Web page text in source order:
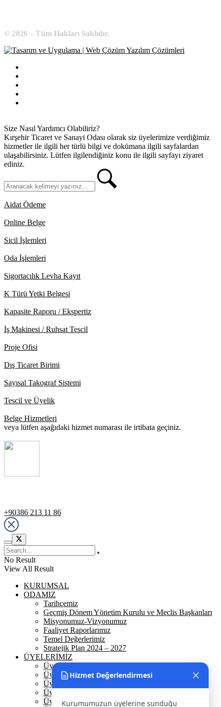
© 2026 – Tüm Hakları Saklıdır.
Size Nasıl Yardımcı Olabiliriz?
Kırşehir Ticaret ve Sanayi Odası olarak siz üyelerimize verdiğimiz
hizmetler ile ilgili her türlü bilgi ve dokümana ilgili sayfalardan
ulaşabilirsiniz. Lütfen ilgilendiğiniz konu ile ilgili sayfayı ziyaret
ediniz.
Aidat Ödeme
Online Belge
Sicil İşlemleri
Oda İşlemleri
Sigortacılık Levha Kayıt
K Türü Yetki Belgesi
Kapasite Raporu / Ekspertiz
İş Makinesi / Ruhsat Tescil
Proje Ofisi
Dış Ticaret Birimi
Sayısal Takograf Sistemi
Tescil ve Üyelik
Belge Hizmetleri
veya lütfen aşağıdaki hizmet numarası ile irtibata geçiniz.
+90386 213 11 86
Hizmet Değerlendirmesi
Kurumumuzun üyelerine sunduğu
No Result
View All Result
KURUMSAL
ODAMIZ
Tarihçemiz
Geçmiş Dönem Yönetim Kurulu ve Meclis Başkanları
Misyonumuz-Vizyonumuz
Faaliyet Raporlarımız
Temel Değerlerimiz
Stratejik Plan 2024 – 2027
ÜYELERİMİZ
Üyelerimiz
Üyelik
Üyelik Ön Başvuru
Üyelik Avantajlarımız
Üye Danışmanına Sor